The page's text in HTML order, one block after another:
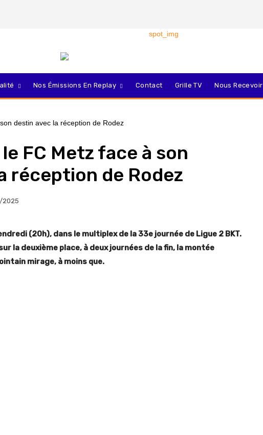
Nos Émissions En Replay Contact Grille TV Nous Recevoir
FC Metz face à son
réception de Rodez
2025
(20h), dans le multiplex de la 33e journée de Ligue 2 BKT.
la deuxième place, à deux journées de la fin, la montée
mirage, à moins que.